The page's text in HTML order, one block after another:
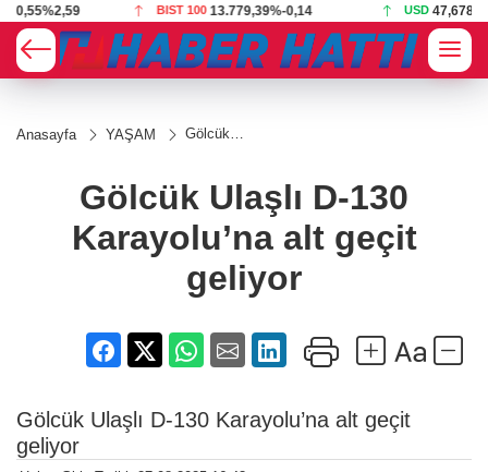
BIST 100 13.779,39%-0,14 USD 47,6787%0,18
Anasayfa YAŞAM
Gölcük
Karayolu’na
alt geçit
Gölcük Ulaşlı D-130
Karayolu’na alt geçit
geliyor
Gölcük Ulaşlı D-130 Karayolu’na alt geçit
geliyor